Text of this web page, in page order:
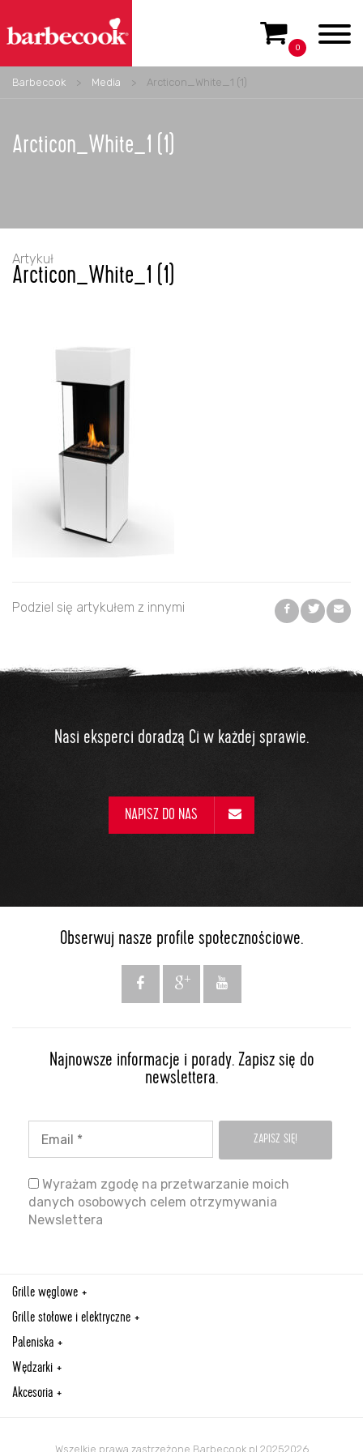
0
Barbecook > Media > Arcticon_White_1 (1)
Arcticon_White_1 (1)
Artykuł
Arcticon_White_1 (1)
Podziel się artykułem z innymi
Nasi eksperci doradzą Ci w każdej sprawie.
NAPISZ DO NAS
Obserwuj nasze profile społecznościowe.
Najnowsze informacje i porady. Zapisz się do
newslettera.
Wyrażam zgodę na przetwarzanie moich
danych osobowych celem otrzymywania
Newslettera
Grille węglowe
Grille stołowe i elektryczne
Paleniska
Wędzarki
Akcesoria
Wszelkie prawa zastrzeżone Barbecook.pl 20252026